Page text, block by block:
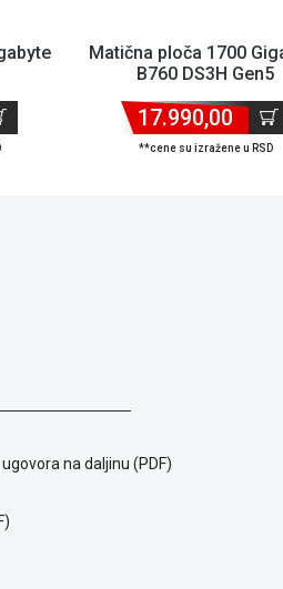
Matična ploča 1700
B760 DS3H Gen5
17.990,00
**cene su izražene u RSD
na daljinu (PDF)